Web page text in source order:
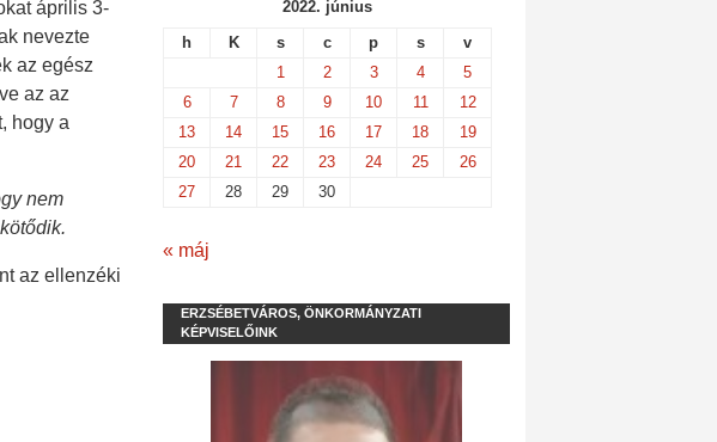
április 3-
nevezte
az egész
az az
hogy a
nem
az ellenzéki
2022. június
h
K s c p s
v
1
2 3 4
5
6
7 8 9 10 11
12
13
14 15 16 17 18
19
20
21 22 23 24 25
26
27
28 29 30
« máj
ERZSÉBETVÁROS, ÖNKORMÁNYZATI
KÉPVISELŐINK